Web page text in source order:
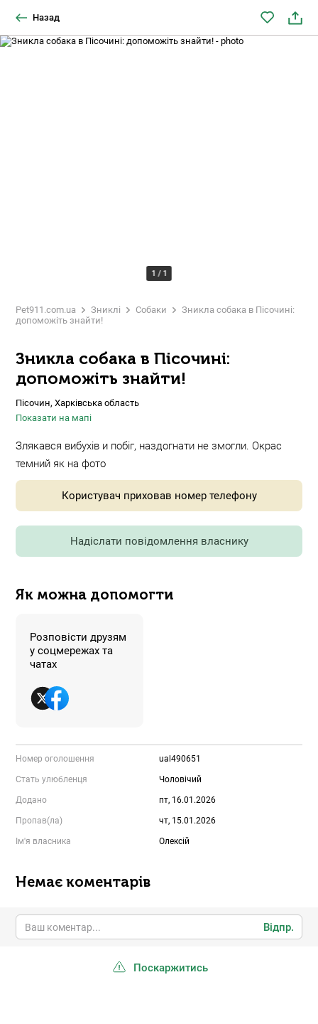
Назад
1 / 1
Pet911.com.ua Зниклі Собаки
Зникла собака в Пісочині:
допоможіть знайти!
Зникла собака в Пісочині:
допоможіть знайти!
Пісочин, Харківська область
Показати на мапі
Злякався вибухів и побіг, наздогнати не змогли. Окрас
темний як на фото
Користувач приховав номер телефону
Надіслати повідомлення власнику
Як можна допомогти
Розповісти друзям
у соцмережах та
чатах
Номер оголошення ual490651
Стать улюбленця Чоловічий
Додано пт, 16.01.2026
Пропав(ла) чт, 15.01.2026
Ім'я власника Олексій
Немає коментарів
Відпр.
Поскаржитись